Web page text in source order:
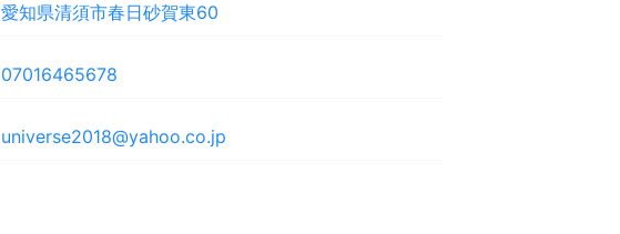
愛知県清須市春日砂賀東60
07016465678
universe2018@yahoo.co.jp